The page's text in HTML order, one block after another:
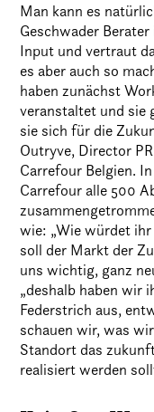
Man kann es
Geschwader
Input und vertraut
es aber auch so
haben zunächst
veranstaltet und sie
sie sich für die
Outryve, Director
Carrefour Belgien.
Carrefour alle 500
wie: „Wie würdet
soll der Markt der
uns wichtig, ganz
„deshalb haben wir
Federstrich aus,
schauen wir, was
Standort das
realisiert werden